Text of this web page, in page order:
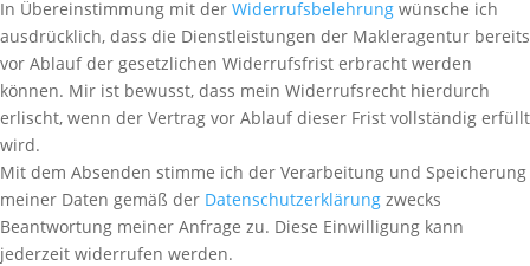
In Übereinstimmung mit der Widerrufsbelehrung wünsche ich
ausdrücklich, dass die Dienstleistungen der Makleragentur bereits
vor Ablauf der gesetzlichen Widerrufsfrist erbracht werden
können. Mir ist bewusst, dass mein Widerrufsrecht hierdurch
erlischt, wenn der Vertrag vor Ablauf dieser Frist vollständig erfüllt
wird.
Mit dem Absenden stimme ich der Verarbeitung und Speicherung
meiner Daten gemäß der Datenschutzerklärung zwecks
Beantwortung meiner Anfrage zu. Diese Einwilligung kann
jederzeit widerrufen werden.